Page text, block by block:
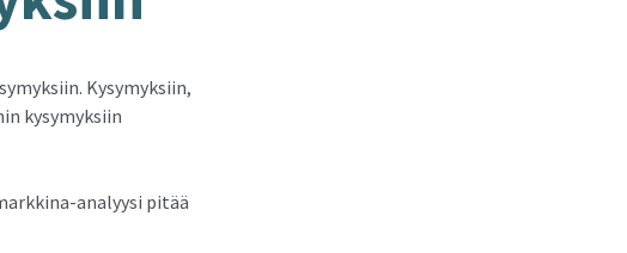
Kysymyksiin,
kysymyksiin
analyysi pitää